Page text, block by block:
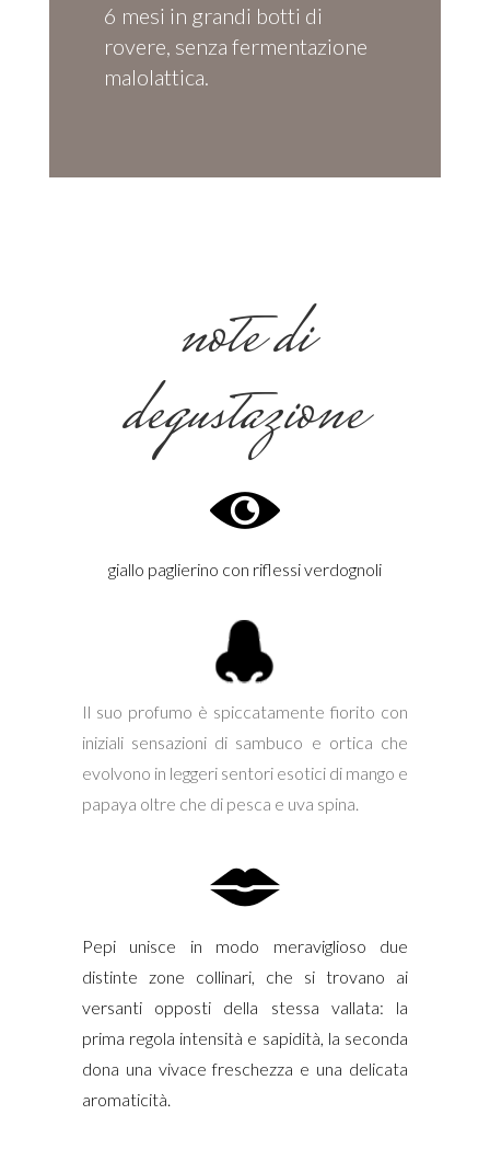
6 mesi in grandi botti di
rovere, senza fermentazione
malolattica.
note di
degustazione
giallo paglierino con riflessi verdognoli
Il suo profumo è spiccatamente fiorito con
iniziali sensazioni di sambuco e ortica che
evolvono in leggeri sentori esotici di mango e
papaya oltre che di pesca e uva spina.
Pepi unisce in modo meraviglioso due
distinte zone collinari, che si trovano ai
versanti opposti della stessa vallata: la
prima regola intensità e sapidità, la seconda
dona una vivace freschezza e una delicata
aromaticità.